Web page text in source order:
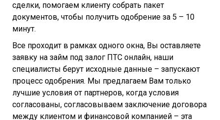
сделки, помогаем клиенту собрать пакет
документов, чтобы получить одобрение за 5 – 10
минут.
Все проходит в рамках одного окна, Вы оставляете
заявку на займ под залог ПТС онлайн, наши
специалисты берут исходные данные – запускают
процесс одобрения. Мы предлагаем Вам только
лучшие условия от партнеров, когда условия
согласованы, согласовываем заключение договора
между клиентом и финансовой компанией – эта